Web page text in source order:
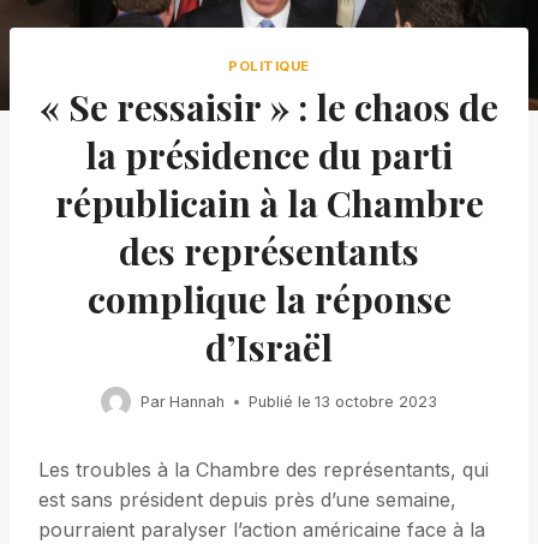
POLITIQUE
« Se ressaisir » : le chaos de
la présidence du parti
républicain à la Chambre
des représentants
complique la réponse
d’Israël
Par Hannah Publié le 13 octobre 2023
Les troubles à la Chambre des représentants, qui
est sans président depuis près d’une semaine,
pourraient paralyser l’action américaine face à la